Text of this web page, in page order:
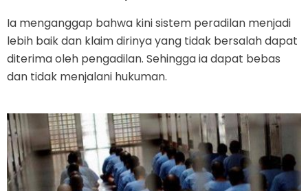
Ia menganggap bahwa kini sistem peradilan menjadi
lebih baik dan klaim dirinya yang tidak bersalah dapat
diterima oleh pengadilan. Sehingga ia dapat bebas
dan tidak menjalani hukuman.